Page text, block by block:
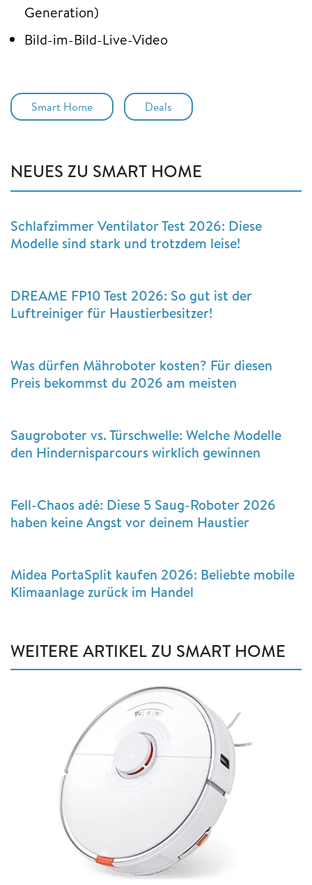
Generation)
Bild-im-Bild-Live-Video
Smart Home Deals
NEUES ZU SMART HOME
Schlafzimmer Ventilator Test 2026: Diese
Modelle sind stark und trotzdem leise!
DREAME FP10 Test 2026: So gut ist der
Luftreiniger für Haustierbesitzer!
Was dürfen Mähroboter kosten? Für diesen
Preis bekommst du 2026 am meisten
Saugroboter vs. Türschwelle: Welche Modelle
den Hindernisparcours wirklich gewinnen
Fell-Chaos adé: Diese 5 Saug-Roboter 2026
haben keine Angst vor deinem Haustier
Midea PortaSplit kaufen 2026: Beliebte mobile
Klimaanlage zurück im Handel
WEITERE ARTIKEL ZU SMART HOME